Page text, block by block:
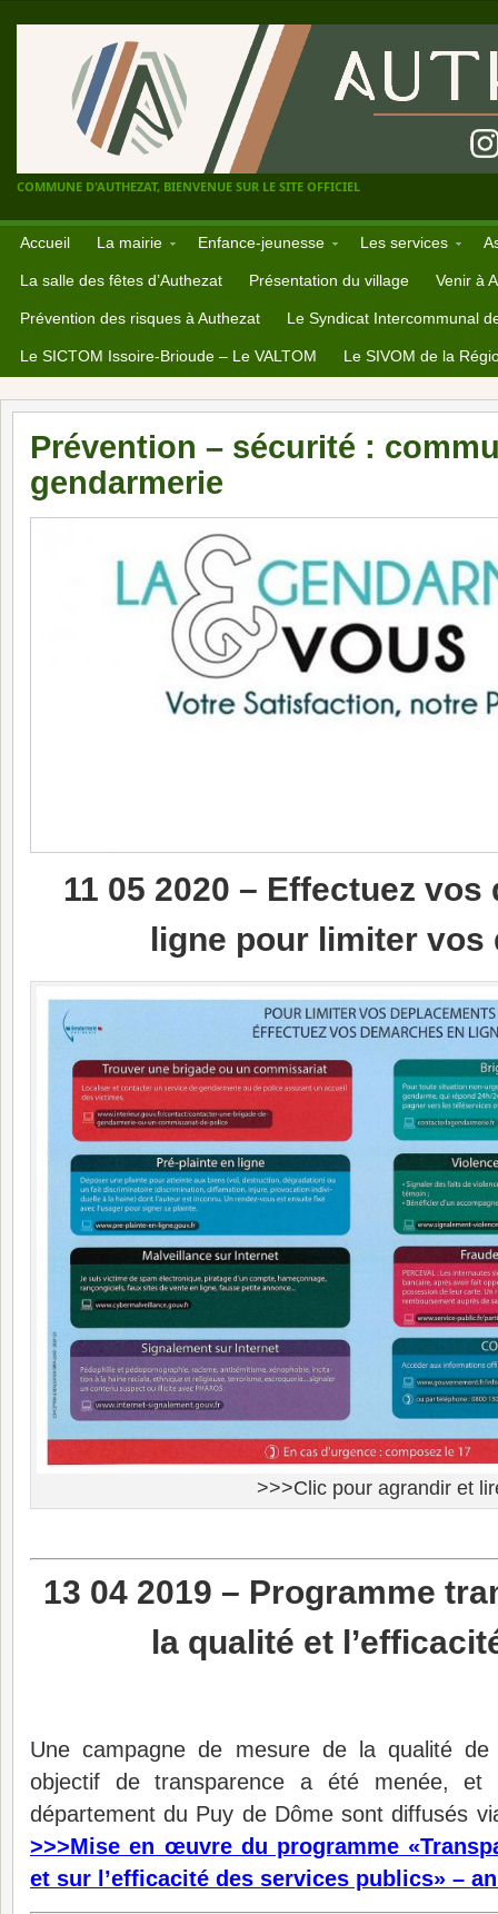
COMMUNE D'AUTHEZAT, BIENVENUE SUR LE SITE OFFICIEL
Accueil La mairie Enfance-jeunesse Les services
La salle des fêtes d’Authezat Présentation du village Venir à
Prévention des risques à Authezat Le Syndicat Intercommunal
Le SICTOM Issoire-Brioude – Le VALTOM Le SIVOM de la
Prévention – sécurité :
gendarmerie
11 05 2020 – Effectuez
ligne pour limiter vos
>>>Clic pour agrandir et
13 04 2019 – Programme
la qualité et
Une campagne de mesure de la qualité
objectif de transparence a été menée, et
département du Puy de Dôme sont diffusés
>>>Mise en œuvre du programme
et sur l’efficacité des services publics» –